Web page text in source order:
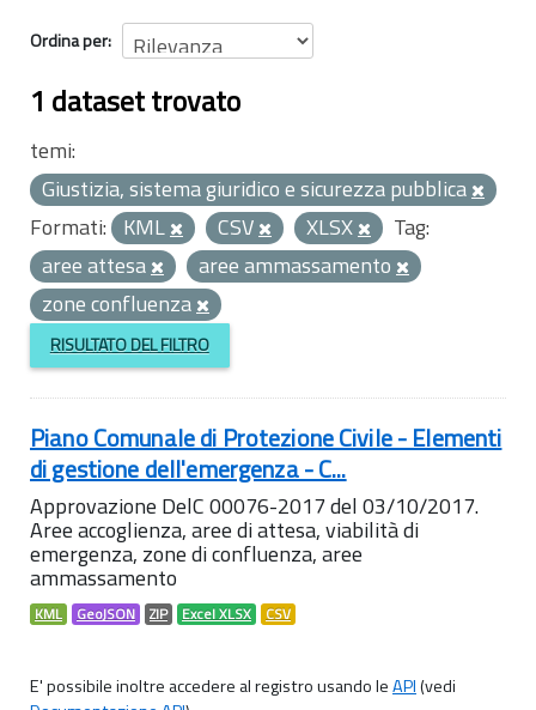
Ordina per
1 dataset trovato
temi:
Giustizia, sistema giuridico e sicurezza pubblica
Formati: KML CSV XLSX
Tag:
aree attesa
aree ammassamento
zone confluenza
RISULTATO DEL FILTRO
Piano Comunale di Protezione Civile - Elementi
di gestione dell'emergenza - C...
Approvazione DelC 00076-2017 del 03/10/2017.
Aree accoglienza, aree di attesa, viabilità di
emergenza, zone di confluenza, aree
ammassamento
KML GeoJSON ZIP Excel XLSX CSV
E' possibile inoltre accedere al registro usando leAPI(vedi